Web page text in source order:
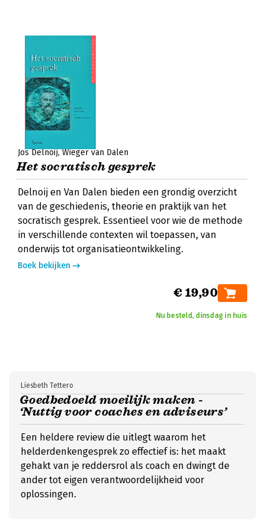
Jos Delnoij Wieger van Dalen
Het socratisch gesprek
Delnoij en Van Dalen bieden een grondig overzicht
van de geschiedenis, theorie en praktijk van het
socratisch gesprek. Essentieel voor wie de methode
in verschillende contexten wil toepassen, van
onderwijs tot organisatieontwikkeling.
Boek bekijken
€ 19,90
Nu besteld, dinsdag in huis
Goedbedoeld moeilijk maken -
‘Nuttig voor coaches en adviseurs’
Liesbeth Tettero
Een heldere review die uitlegt waarom het
helderdenkengesprek zo effectief is: het maakt
gehakt van je reddersrol als coach en dwingt de
ander tot eigen verantwoordelijkheid voor
oplossingen.